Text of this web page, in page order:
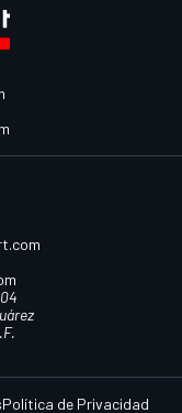
Política de Privacidad